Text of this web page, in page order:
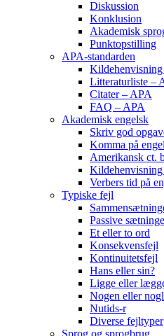
Diskussion
Konklusion
Akademisk
Punktopstilling
APA-standarden
Litteraturliste –
Citater – APA
FAQ – APA
Akademisk engelsk
Skriv god
Komma på
Amerikansk ct.
Kildehenvisning
Verbers tid på
Typiske fejl
Passive
Et eller to ord
Konsekvensfejl
Kontinuitetsfejl
Hans eller sin?
Ligge eller
Nogen eller
Nutids-r
Diverse fejltyper
Sprog og sprogbrug